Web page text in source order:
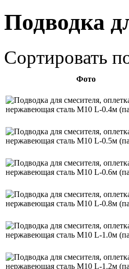
Подводка
Сортировать
Фото